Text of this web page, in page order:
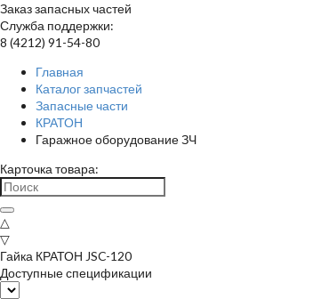
Заказ запасных частей
Служба поддержки:
8 (4212) 91-54-80
Главная
Каталог запчастей
Запасные части
КРАТОН
Гаражное оборудование ЗЧ
Карточка товара:
△
▽
Гайка КРАТОН JSC-120
Доступные спецификации